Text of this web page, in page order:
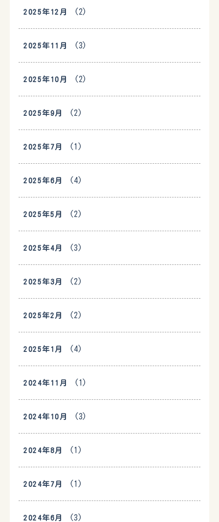
2025年12月 (2)
2025年11月 (3)
2025年10月 (2)
2025年9月 (2)
2025年7月 (1)
2025年6月 (4)
2025年5月 (2)
2025年4月 (3)
2025年3月 (2)
2025年2月 (2)
2025年1月 (4)
2024年11月 (1)
2024年10月 (3)
2024年8月 (1)
2024年7月 (1)
2024年6月 (3)